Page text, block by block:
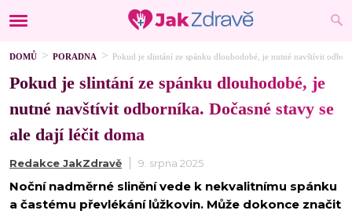
DOMŮ PORADNA Pokud je slintání ze spánku dlouhodobé, je nutné navštívit
Pokud je slintání ze spánku dlouhodobé, je
nutné navštívit odborníka. Dočasné stavy se
ale dají léčit doma
Redakce JakZdravě 9. srpna 2025
Noční nadměrné slinění vede k nekvalitnímu spánku
a častému převlékání lůžkovin. Může dokonce značit